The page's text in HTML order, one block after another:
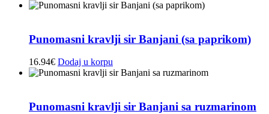
Punomasni kravlji sir Banjani (sa paprikom)
16.94€ Dodaj u korpu
Punomasni kravlji sir Banjani sa ruzmarinom